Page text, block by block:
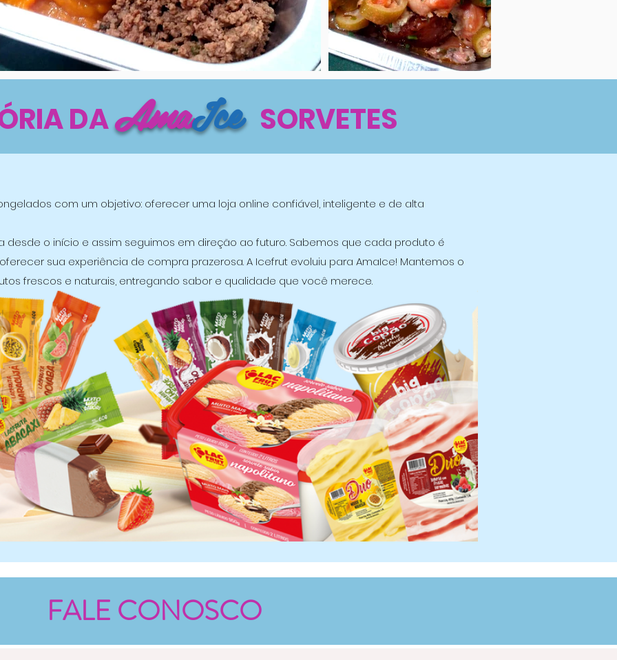
DAAmaIce SORVETES
com um objetivo: oferecer uma loja online confiável, inteligente e de alta
desde o início e assim seguimos em direção ao futuro. Sabemos que cada produto é
sua experiência de compra prazerosa. A Icefrut evoluiu para AmaIce! Mantemos o
frescos e naturais, entregando sabor e qualidade que você merece.
FALE CONOSCO